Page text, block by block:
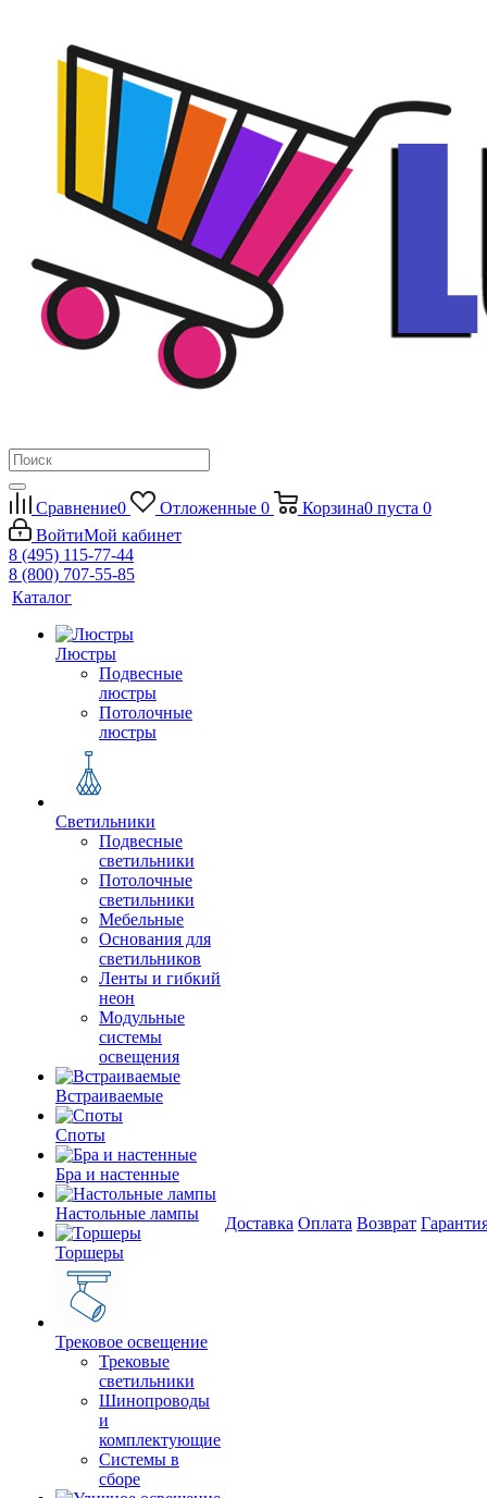
Сравнение0 Отложенные 0 Корзина0 пуста 0
ВойтиМой кабинет
8 (495) 115-77-44
8 (800) 707-55-85
Каталог
Люстры
Подвесные
люстры
Потолочные
люстры
Светильники
Подвесные
светильники
Потолочные
светильники
Мебельные
Основания для
светильников
Ленты и гибкий
неон
Модульные
системы
освещения
Встраиваемые
Споты
Бра и настенные
Настольные лампы
Торшеры
Трековое освещение
Трековые
светильники
Шинопроводы
и
комплектующие
Системы в
сборе
Доставка Оплата Возврат